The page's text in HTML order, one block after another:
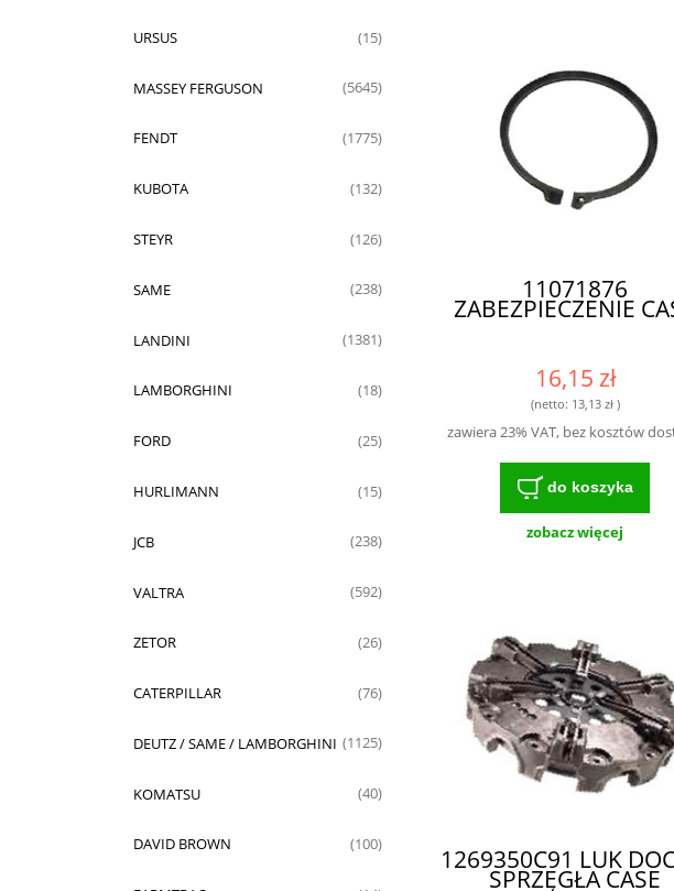
URSUS (15)
MASSEY FERGUSON (5645)
FENDT (1775)
KUBOTA (132)
STEYR (126)
SAME (238)
LANDINI (1381)
LAMBORGHINI (18)
FORD (25)
HURLIMANN (15)
JCB (238)
VALTRA (592)
ZETOR (26)
CATERPILLAR (76)
DEUTZ / SAME / LAMBORGHINI (1125)
KOMATSU (40)
DAVID BROWN (100)
11071876
ZABEZPIECZENIE
16,15 zł
(netto: 13,13 zł)
zawiera 23% VAT, bez kosztów
do koszyka
zobacz więcej
1269350C91 LUK
SPRZĘGŁA CASE